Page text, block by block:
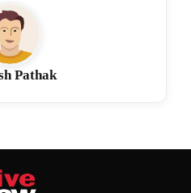
Pathak